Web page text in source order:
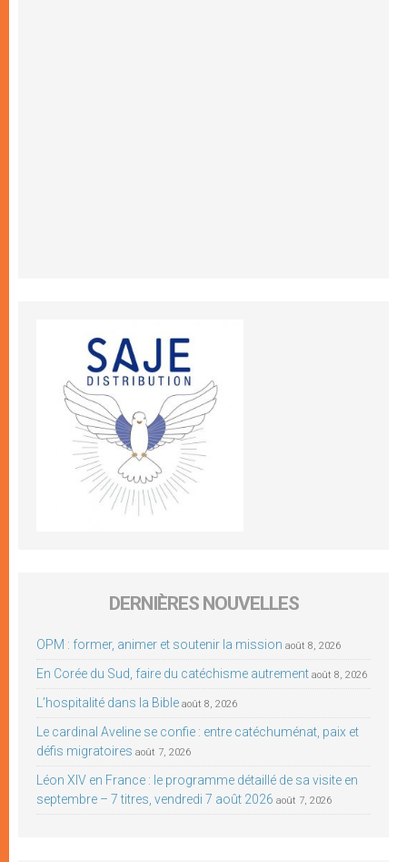
DERNIÈRES NOUVELLES
OPM : former, animer et soutenir la mission août 8, 2026
En Corée du Sud, faire du catéchisme autrement août 8, 2026
L’hospitalité dans la Bible août 8, 2026
Le cardinal Aveline se confie : entre catéchuménat, paix et
défis migratoires août 7, 2026
Léon XIV en France : le programme détaillé de sa visite en
septembre – 7 titres, vendredi 7 août 2026 août 7, 2026